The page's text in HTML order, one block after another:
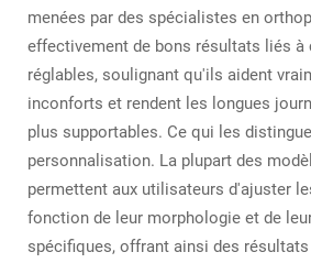
menées par des spécialistes en
effectivement de bons résultats liés à
réglables, soulignant qu'ils aident
inconforts et rendent les longues
plus supportables. Ce qui les
personnalisation. La plupart des
permettent aux utilisateurs d'ajuster
fonction de leur morphologie et de
spécifiques, offrant ainsi des